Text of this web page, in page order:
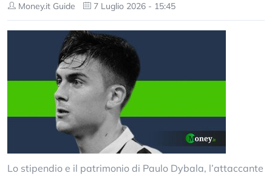
Money.it Guide 7 Luglio 2026 - 15:45
Lo stipendio e il patrimonio di Paulo Dybala, l’attaccante